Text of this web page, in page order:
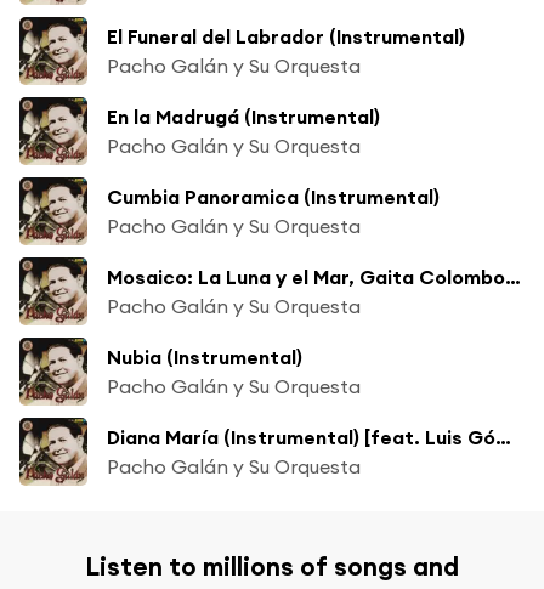
El Funeral del Labrador (Instrumental)
Pacho Galán y Su Orquesta
En la Madrugá (Instrumental)
Pacho Galán y Su Orquesta
Cumbia Panoramica (Instrumental)
Pacho Galán y Su Orquesta
Mosaico: La Luna y el Mar, Gaita Colombo Española (Instrumental)
Pacho Galán y Su Orquesta
Nubia (Instrumental)
Pacho Galán y Su Orquesta
Diana María (Instrumental) [feat. Luis Gómez]
Pacho Galán y Su Orquesta
Listen to millions of songs and